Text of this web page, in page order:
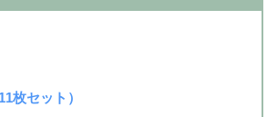
枚セット）